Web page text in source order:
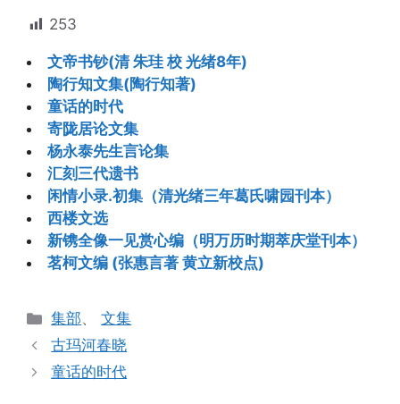
253
文帝书钞(清 朱珪 校 光绪8年)
陶行知文集(陶行知著)
童话的时代
寄陇居论文集
杨永泰先生言论集
汇刻三代遗书
闲情小录.初集（清光绪三年葛氏啸园刊本）
西楼文选
新镌全像一见赏心编（明万历时期萃庆堂刊本）
茗柯文编 (张惠言著 黄立新校点)
分
类
集部、文集
古玛河春晓
童话的时代